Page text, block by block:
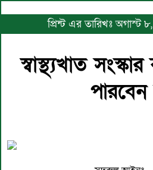
প্রিন্ট এর তারিখঃ
স্বাস্থ্যখাত